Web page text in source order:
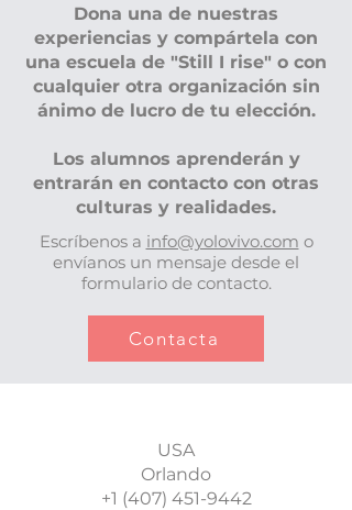
Dona una de nuestras
experiencias y compártela con
una escuela de "Still I rise" o con
cualquier otra organización sin
ánimo de lucro de tu elección.
Los alumnos aprenderán y
entrarán en contacto con otras
culturas y realidades.
Escríbenos a info@yolovivo.com o
envíanos un mensaje desde el
formulario de contacto.
Contacta
USA
Orlando
+1 (407) 451-9442